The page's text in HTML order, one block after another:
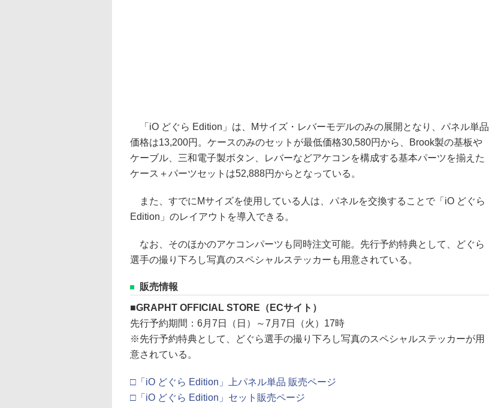
「iO どぐら Edition」は、Mサイズ・レバーモデルのみの展開となり、パネル単品
価格は13,200円。ケースのみのセットが最低価格30,580円から、Brook製の基板や
ケーブル、三和電子製ボタン、レバーなどアケコンを構成する基本パーツを揃えた
ケース＋パーツセットは52,888円からとなっている。
また、すでにMサイズを使用している人は、パネルを交換することで「iO どぐら
Edition」のレイアウトを導入できる。
なお、そのほかのアケコンパーツも同時注文可能。先行予約特典として、どぐら
選手の撮り下ろし写真のスペシャルステッカーも用意されている。
販売情報
GRAPHT OFFICIAL STORE（ECサイト）
先行予約期間：6月7日（日）～7月7日（火）17時
※先行予約特典として、どぐら選手の撮り下ろし写真のスペシャルステッカーが用
意されている。
□「iO どぐら Edition」上パネル単品 販売ページ
□「iO どぐら Edition」セット販売ページ